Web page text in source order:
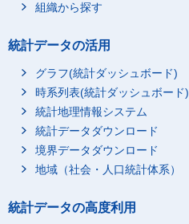
組織から探す
統計データの活用
グラフ(統計ダッシュボード)
時系列表(統計ダッシュボード)
統計地理情報システム
統計データダウンロード
境界データダウンロード
地域（社会・人口統計体系）
統計データの高度利用